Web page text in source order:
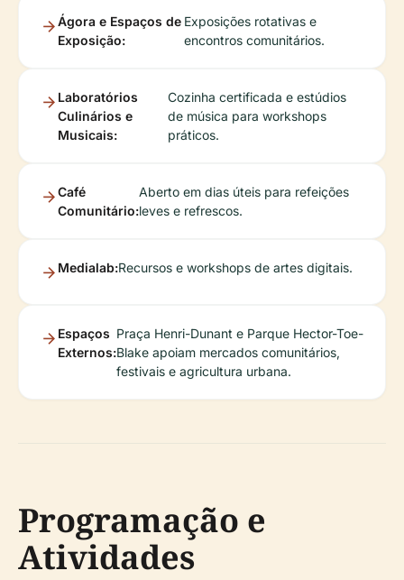
Ágora e Espaços de
Exposição:
Exposições rotativas e
encontros comunitários.
Laboratórios
Culinários e
Musicais:
Cozinha certificada e estúdios
de música para workshops
práticos.
Café
Comunitário:
Aberto em dias úteis para refeições
leves e refrescos.
Medialab:Recursos e workshops de artes digitais.
Espaços
Externos:
Praça Henri-Dunant e Parque Hector-Toe-
Blake apoiam mercados comunitários,
festivais e agricultura urbana.
Programação e
Atividades